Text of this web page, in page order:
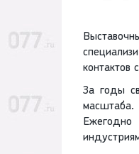
контактов
За годы
Ежегодно